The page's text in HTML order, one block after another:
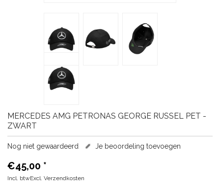
MERCEDES AMG PETRONAS GEORGE RUSSEL PET -
ZWART
Nog niet gewaardeerd Je beoordeling toevoegen
€45,00 *
Incl. btwExcl. Verzendkosten